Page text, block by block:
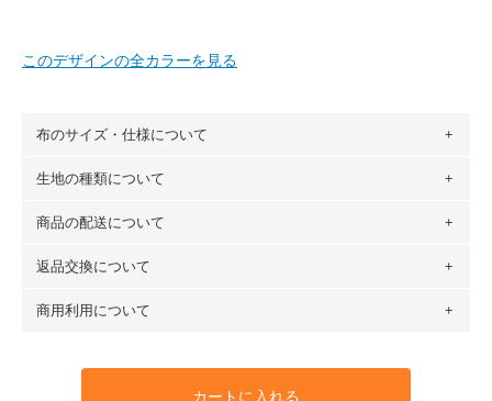
このデザインの全カラーを見る
布のサイズ・仕様について
布の長さは50cm単位での販売になります。
場合 → 購入数量「7」
生地の種類について
・現在、すべてのデザインのプリントに使用している生地は
ットン（ダブルガーゼ）・100％コットン（ローン）・コッ
トンリネン（ビエラ織）・100％コットン（ツイル）・
生地見本サンプル（無料）を購入する
商品の配送について
・ネコポスでの配送は、布は2mまで型紙は2個までとなりま
も送料の表示が600円となり宅急便での配送となります。
となります。
※万が一、検品時に不備が見つかった場合は、4～5営業日後
返品交換について
・布はご注文後に注文数量のみをプリントするため、
購入後
や用尺をお間違えのないようお願いします。思っていた色味
と違う、などの理由での返品は承れません。予めご了承くだ
商用利用について
す。ハンドメイドサイトなどでの販売用アイテムの製作にご
カートに入れる